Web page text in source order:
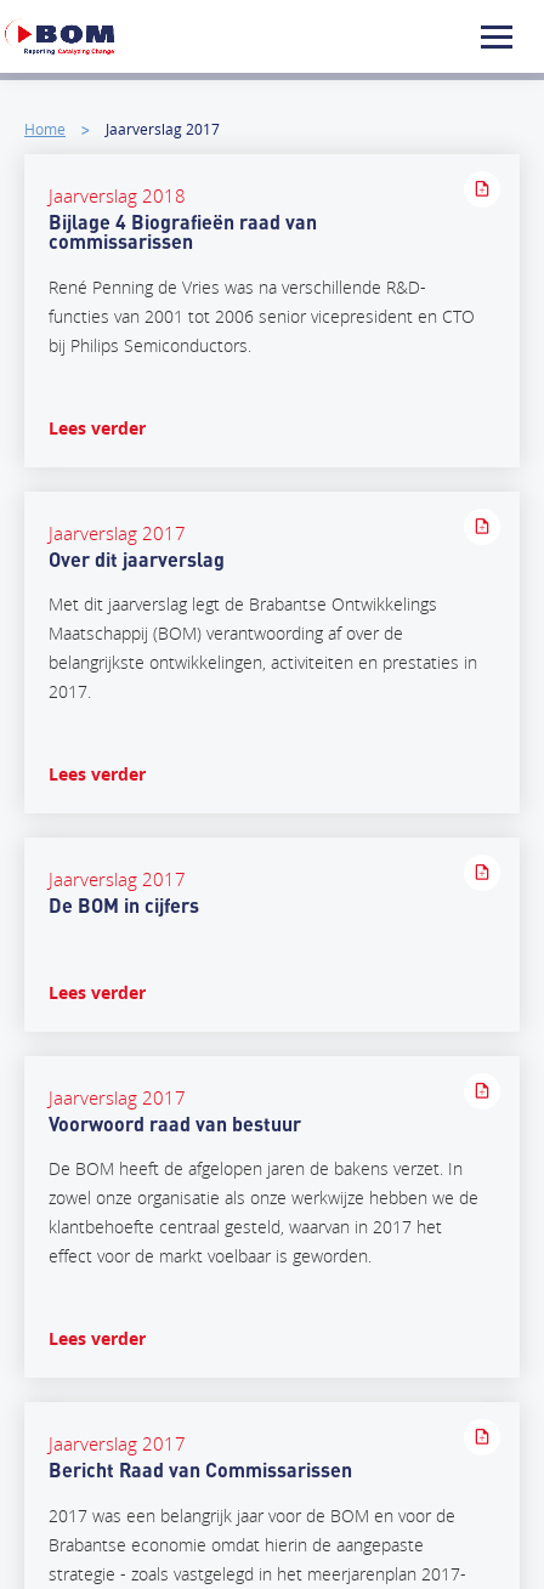
Home Jaarverslag 2017
Jaarverslag 2018
Bijlage 4 Biografieën raad van
commissarissen
René Penning de Vries was na verschillende R&D-
functies van 2001 tot 2006 senior vicepresident en CTO
bij Philips Semiconductors.
Lees verder
Jaarverslag 2017
Over dit jaarverslag
Met dit jaarverslag legt de Brabantse Ontwikkelings
Maatschappij (BOM) verantwoording af over de
belangrijkste ontwikkelingen, activiteiten en prestaties in
2017.
Lees verder
Jaarverslag 2017
De BOM in cijfers
Lees verder
Jaarverslag 2017
Voorwoord raad van bestuur
De BOM heeft de afgelopen jaren de bakens verzet. In
zowel onze organisatie als onze werkwijze hebben we de
klantbehoefte centraal gesteld, waarvan in 2017 het
effect voor de markt voelbaar is geworden.
Lees verder
Jaarverslag 2017
Bericht Raad van Commissarissen
2017 was een belangrijk jaar voor de BOM en voor de
Brabantse economie omdat hierin de aangepaste
strategie - zoals vastgelegd in het meerjarenplan 2017-